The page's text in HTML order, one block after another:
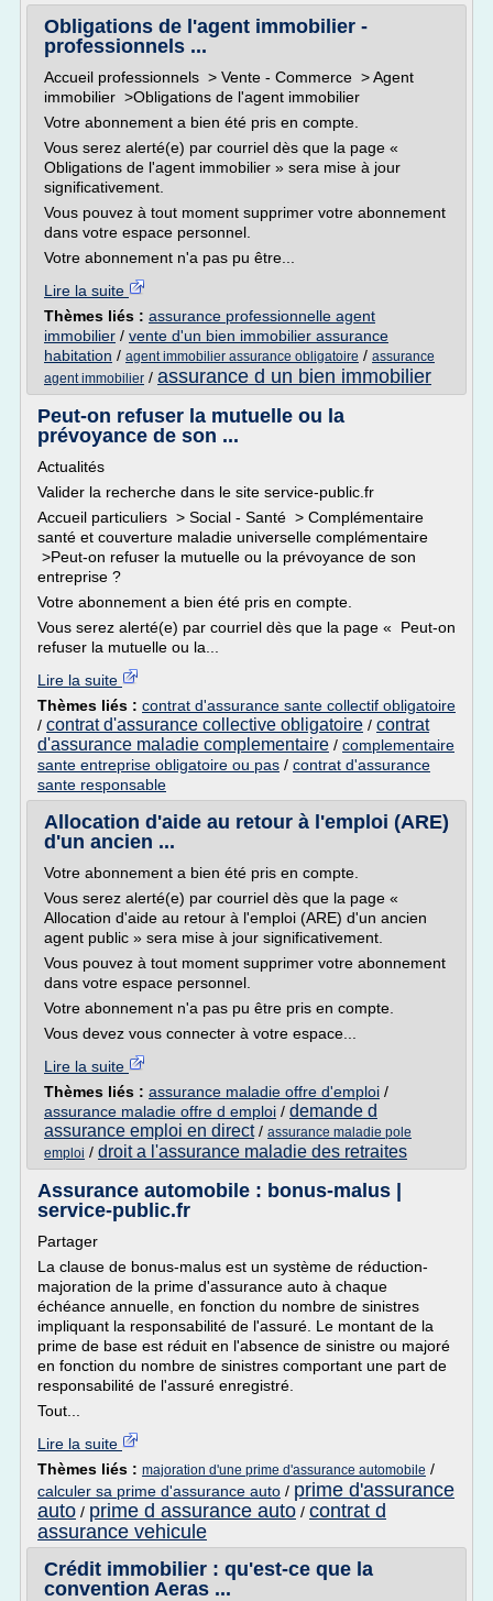
Obligations de l'agent immobilier -
professionnels ...
Accueil professionnels > Vente - Commerce > Agent
immobilier >Obligations de l'agent immobilier
Votre abonnement a bien été pris en compte.
Vous serez alerté(e) par courriel dès que la page «
Obligations de l'agent immobilier » sera mise à jour
significativement.
Vous pouvez à tout moment supprimer votre abonnement
dans votre espace personnel.
Votre abonnement n'a pas pu être...
Lire la suite
Thèmes liés : assurance professionnelle agent
immobilier / vente d'un bien immobilier assurance
habitation / agent immobilier assurance obligatoire / assurance
agent immobilier / assurance d un bien immobilier
Peut-on refuser la mutuelle ou la
prévoyance de son ...
Actualités
Valider la recherche dans le site service-public.fr
Accueil particuliers > Social - Santé > Complémentaire
santé et couverture maladie universelle complémentaire
>Peut-on refuser la mutuelle ou la prévoyance de son
entreprise ?
Votre abonnement a bien été pris en compte.
Vous serez alerté(e) par courriel dès que la page « Peut-on
refuser la mutuelle ou la...
Lire la suite
Thèmes liés : contrat d'assurance sante collectif obligatoire
/ contrat d'assurance collective obligatoire / contrat
d'assurance maladie complementaire / complementaire
sante entreprise obligatoire ou pas / contrat d'assurance
sante responsable
Allocation d'aide au retour à l'emploi (ARE)
d'un ancien ...
Votre abonnement a bien été pris en compte.
Vous serez alerté(e) par courriel dès que la page «
Allocation d'aide au retour à l'emploi (ARE) d'un ancien
agent public » sera mise à jour significativement.
Vous pouvez à tout moment supprimer votre abonnement
dans votre espace personnel.
Votre abonnement n'a pas pu être pris en compte.
Vous devez vous connecter à votre espace...
Lire la suite
Thèmes liés : assurance maladie offre d'emploi /
assurance maladie offre d emploi / demande d
assurance emploi en direct/ assurance maladie pole
emploi / droit a l'assurance maladie des retraites
Assurance automobile : bonus-malus |
service-public.fr
Partager
La clause de bonus-malus est un système de réduction-
majoration de la prime d'assurance auto à chaque
échéance annuelle, en fonction du nombre de sinistres
impliquant la responsabilité de l'assuré. Le montant de la
prime de base est réduit en l'absence de sinistre ou majoré
en fonction du nombre de sinistres comportant une part de
responsabilité de l'assuré enregistré.
Tout...
Lire la suite
Thèmes liés : majoration d'une prime d'assurance automobile /
calculer sa prime d'assurance auto / prime d'assurance
auto / prime d assurance auto / contrat d
assurance vehicule
Crédit immobilier : qu'est-ce que la
convention Aeras ...